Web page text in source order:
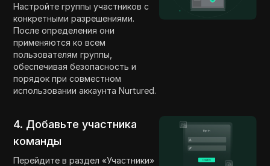
Настройте группы участников с
конкретными разрешениями.
После определения они
применяются ко всем
пользователям группы,
обеспечивая безопасность и
порядок при совместном
использовании аккаунта Nurtured.
4. Добавьте участника
команды
Перейдите в раздел «Участники»